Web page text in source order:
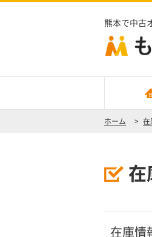
熊本で中古
ホーム > 在
在
在庫情